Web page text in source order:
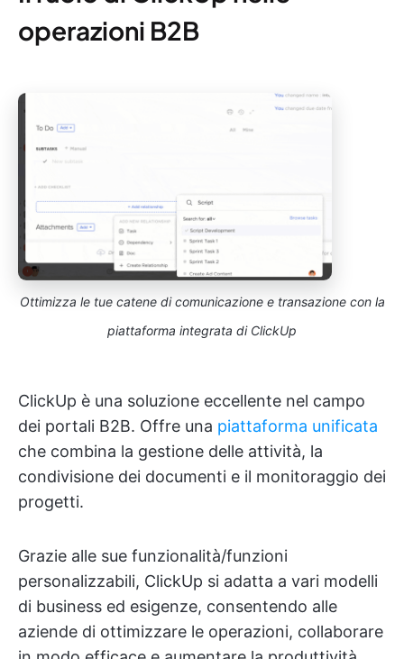
operazioni B2B
Ottimizza le tue catene di comunicazione e transazione con la
piattaforma integrata di ClickUp
ClickUp è una soluzione eccellente nel campo
dei portali B2B. Offre una piattaforma unificata
che combina la gestione delle attività, la
condivisione dei documenti e il monitoraggio dei
progetti.
Grazie alle sue funzionalità/funzioni
personalizzabili, ClickUp si adatta a vari modelli
di business ed esigenze, consentendo alle
aziende di ottimizzare le operazioni, collaborare